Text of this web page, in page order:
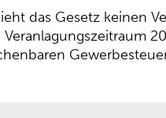
das Gesetz keinen